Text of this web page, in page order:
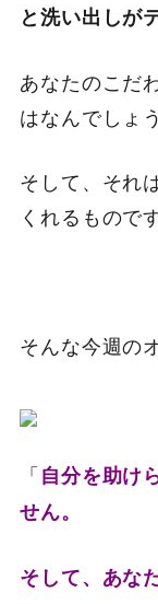
と洗い出しが
あなたのこだ
はなんでしょ
そして、それ
くれるもので
そんな今週の
「自分を助け
せん。
そして、あな